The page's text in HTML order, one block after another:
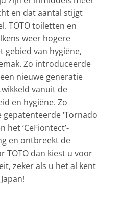
en dat aantal stijgt
TOTO toiletten en
weer hogere
gebied van hygiëne,
Zo introduceerde
nieuwe generatie
vanuit de
en hygiëne. Zo
‘Tornado
het ‘CeFiontect’-
en ontbreekt de
TOTO dan kiest u voor
zeker als u het al kent